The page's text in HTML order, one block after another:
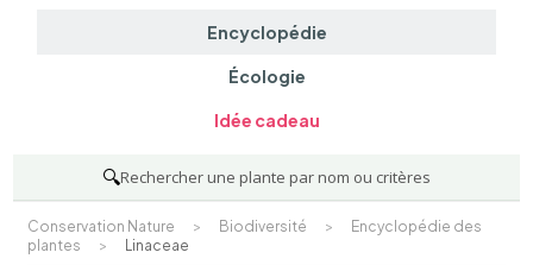
Encyclopédie
Écologie
Idée cadeau
🔍Rechercher une plante par nom ou critères
Conservation Nature > Biodiversité >
Encyclopédie des
plantes
> Linaceae